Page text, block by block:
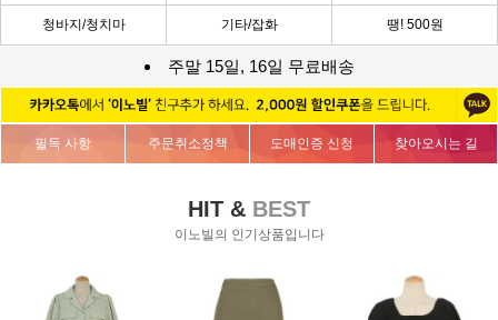
청바지/청치마 기타/잡화 땡! 500원
주말 15일, 16일 무료배송
필독 사항 주문취소정책 도매인증 신청 찾아오시는 길
HIT & BEST
이노빌의 인기상품입니다